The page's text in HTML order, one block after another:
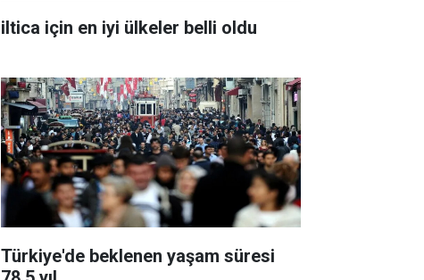
iltica için en iyi ülkeler belli oldu
Türkiye'de beklenen yaşam süresi